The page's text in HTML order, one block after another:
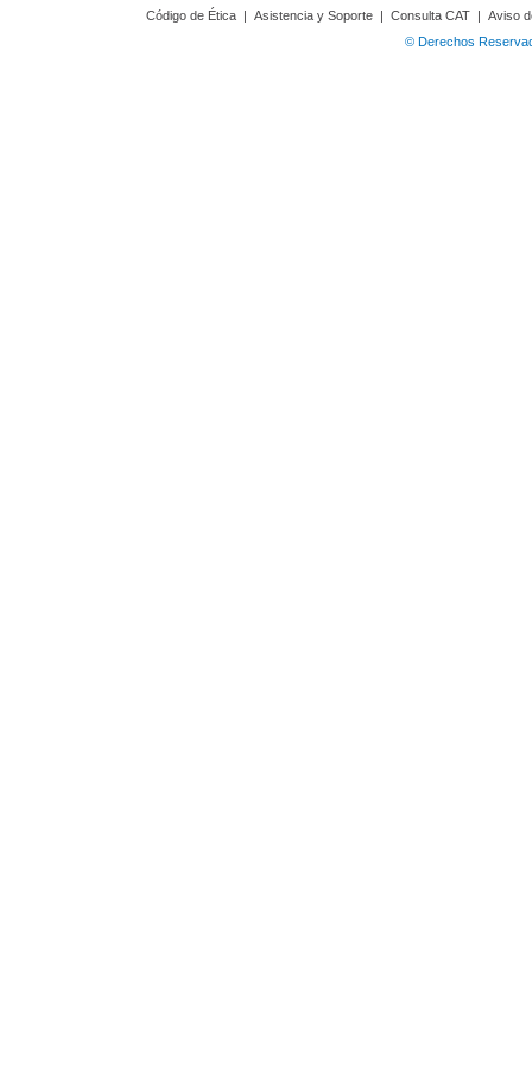
Código de Ética | Asistencia y Soporte | Consulta CAT | Aviso
© Derechos